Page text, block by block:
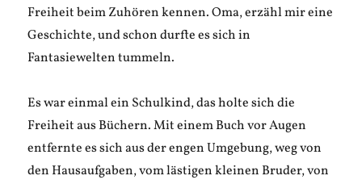
Freiheit beim Zuhören kennen. Oma, erzähl mir eine
Geschichte, und schon durfte es sich in
Fantasiewelten tummeln.
Es war einmal ein Schulkind, das holte sich die
Freiheit aus Büchern. Mit einem Buch vor Augen
entfernte es sich aus der engen Umgebung, weg von
den Hausaufgaben, vom lästigen kleinen Bruder, von